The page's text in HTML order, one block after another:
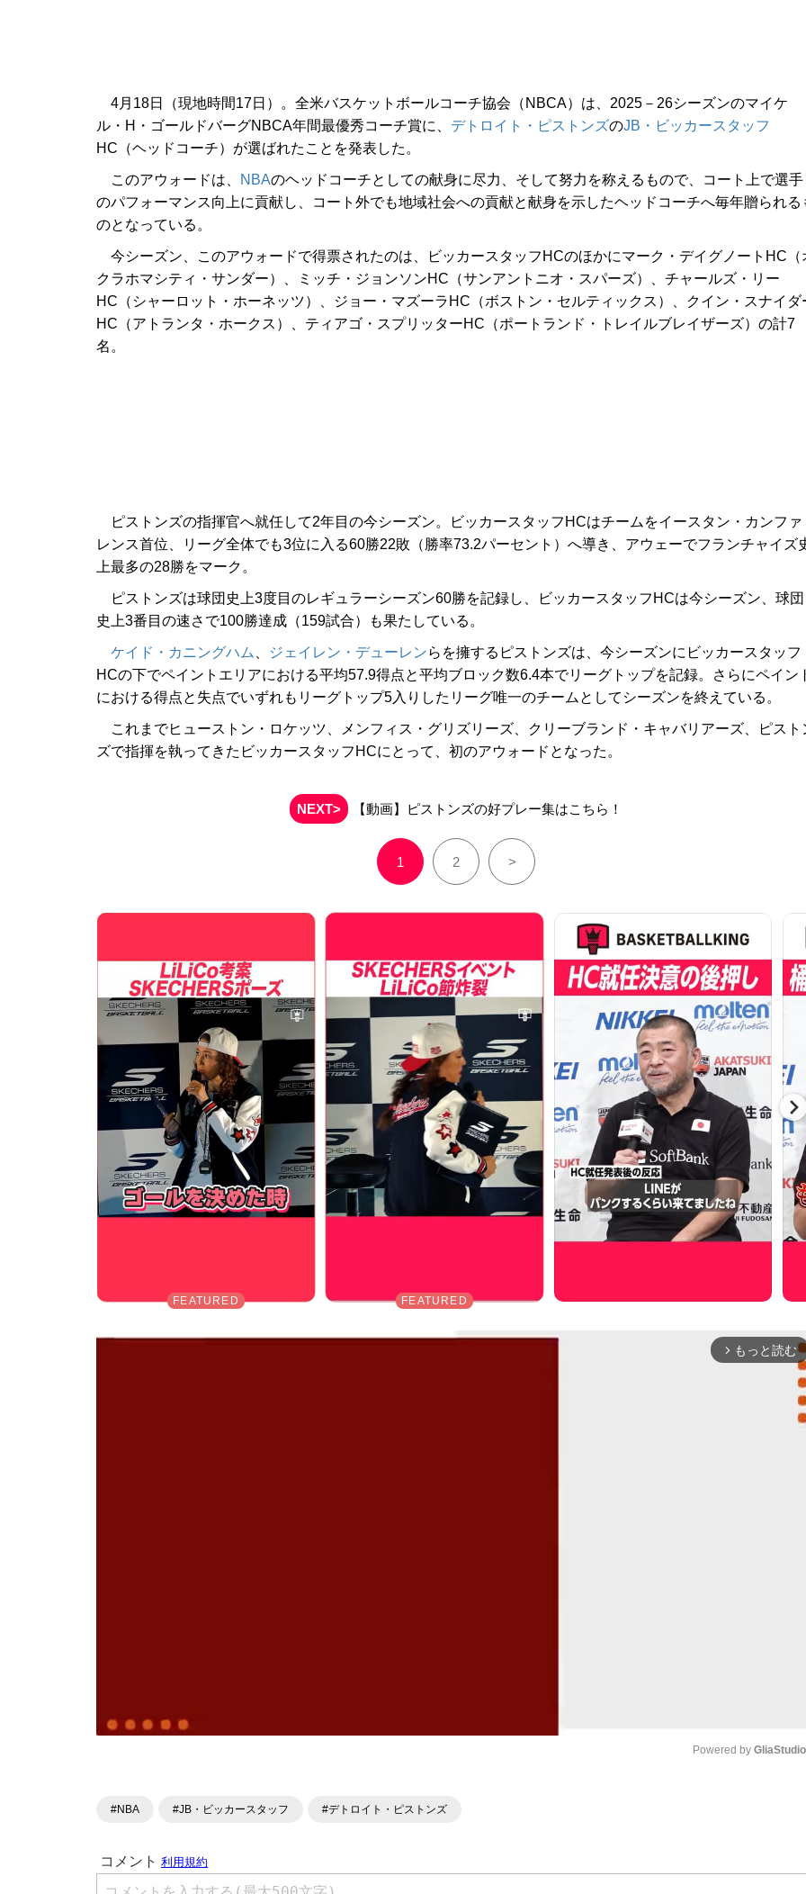
4月18日（現地時間17日）。全米バスケットボールコーチ協会（NBCA）は、2025－26シーズンのマイケ
ル・H・ゴールドバーグNBCA年間最優秀コーチ賞に、 デトロイト・ピストンズのJB・ビッカースタッフ
HC（ヘッドコーチ）が選ばれたことを発表した。
このアウォードは、 NBAのヘッドコーチとしての献身に尽力、そして努力を称えるもので、コート上で選手
のパフォーマンス向上に貢献し、コート外でも地域社会への貢献と献身を示したヘッドコーチへ毎年贈られる
のとなっている。
今シーズン、このアウォードで得票されたのは、ビッカースタッフHCのほかにマーク・デイグノートHC（
クラホマシティ・サンダー）、ミッチ・ジョンソンHC（サンアントニオ・スパーズ）、チャールズ・リー
HC（シャーロット・ホーネッツ）、ジョー・マズーラHC（ボストン・セルティックス）、クイン・スナイダ
HC（アトランタ・ホークス）、ティアゴ・スプリッターHC（ポートランド・トレイルブレイザーズ）の計7
名。
ピストンズの指揮官へ就任して2年目の今シーズン。ビッカースタッフHCはチームをイースタン・カンファ
レンス首位、リーグ全体でも3位に入る60勝22敗（勝率73.2パーセント）へ導き、アウェーでフランチャイズ
上最多の28勝をマーク。
ピストンズは球団史上3度目のレギュラーシーズン60勝を記録し、ビッカースタッフHCは今シーズン、球団
史上3番目の速さで100勝達成（159試合）も果たしている。
ケイド・カニングハム ジェイレン・デューレンらを擁するピストンズは、今シーズンにビッカースタッフ
HCの下でペイントエリアにおける平均57.9得点と平均ブロック数6.4本でリーグトップを記録。さらにペイン
における得点と失点でいずれもリーグトップ5入りしたリーグ唯一のチームとしてシーズンを終えている。
これまでヒューストン・ロケッツ、メンフィス・グリズリーズ、クリーブランド・キャバリアーズ、ピスト
ズで指揮を執ってきたビッカースタッフHCにとって、初のアウォードとなった。
NEXT> 【動画】ピストンズの好プレー集はこちら！
1 2 >
arrow_forward_ios もっと読む
Powered by
#NBA #JB・ビッカースタッフ #デトロイト・ピストンズ